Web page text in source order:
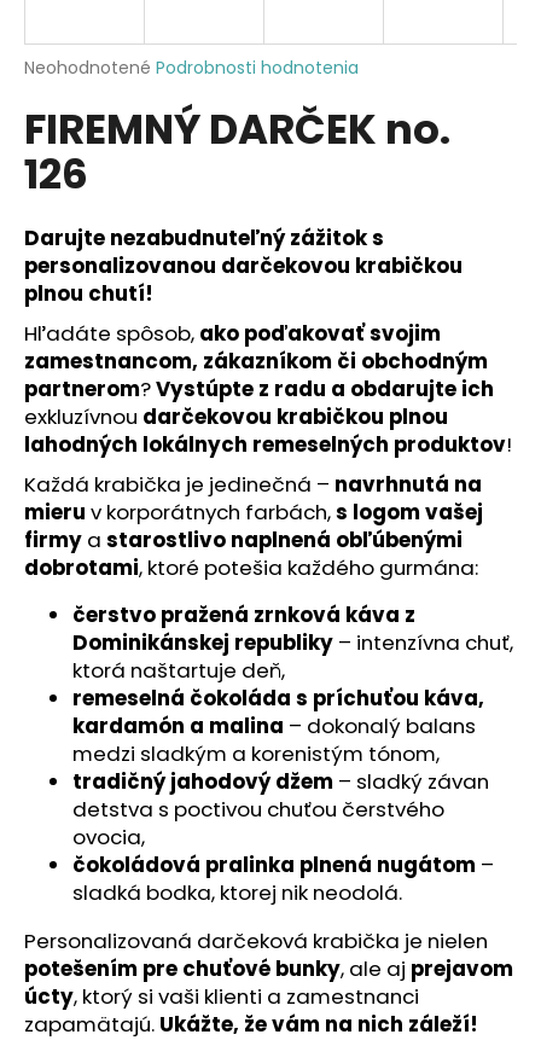
Priemerné
produktu
je
0,0
hviezdičiek.
Neohodnotené Podrobnosti hodnotenia
FIREMNÝ DARČEK no.
126
Darujte nezabudnuteľný zážitok s
personalizovanou darčekovou krabičkou
plnou chutí!
Hľadáte spôsob, ako poďakovať svojim
zamestnancom, zákazníkom či obchodným
partnerom?Vystúpte z radu a obdarujte ich
exkluzívnou darčekovou krabičkou plnou
lahodných lokálnych remeselných produktov!
Každá krabička je jedinečná – navrhnutá na
mieru v korporátnych farbách,s logom vašej
firmy a starostlivo naplnená obľúbenými
dobrotami, ktoré potešia každého gurmána:
čerstvo pražená zrnková káva z
Dominikánskej republiky – intenzívna chuť,
ktorá naštartuje deň,
remeselná čokoláda s príchuťou káva,
kardamón a malina – dokonalý balans
medzi sladkým a korenistým tónom,
tradičný jahodový džem – sladký závan
detstva s poctivou chuťou čerstvého
ovocia,
čokoládová pralinka plnená nugátom –
sladká bodka, ktorej nik neodolá.
Personalizovaná darčeková krabička je nielen
potešením pre chuťové bunky, ale aj prejavom
úcty, ktorý si vaši klienti a zamestnanci
zapamätajú. Ukážte, že vám na nich záleží!
j
ť
?
HĽADAŤ
O
d
p
r
ú
č
a